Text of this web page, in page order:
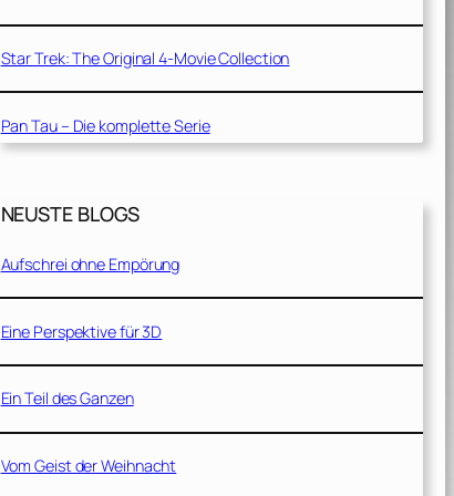
Star Trek: The Original 4-Movie Collection
Pan Tau – Die komplette Serie
NEUSTE BLOGS
Aufschrei ohne Empörung
Eine Perspektive für 3D
Ein Teil des Ganzen
Vom Geist der Weihnacht